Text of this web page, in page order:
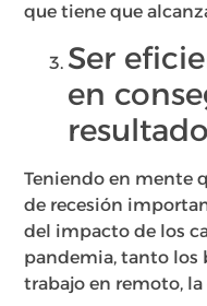
que tiene que
Ser
en
Teniendo en mente
de recesión
del impacto de los
pandemia, tanto los
trabajo en remoto,